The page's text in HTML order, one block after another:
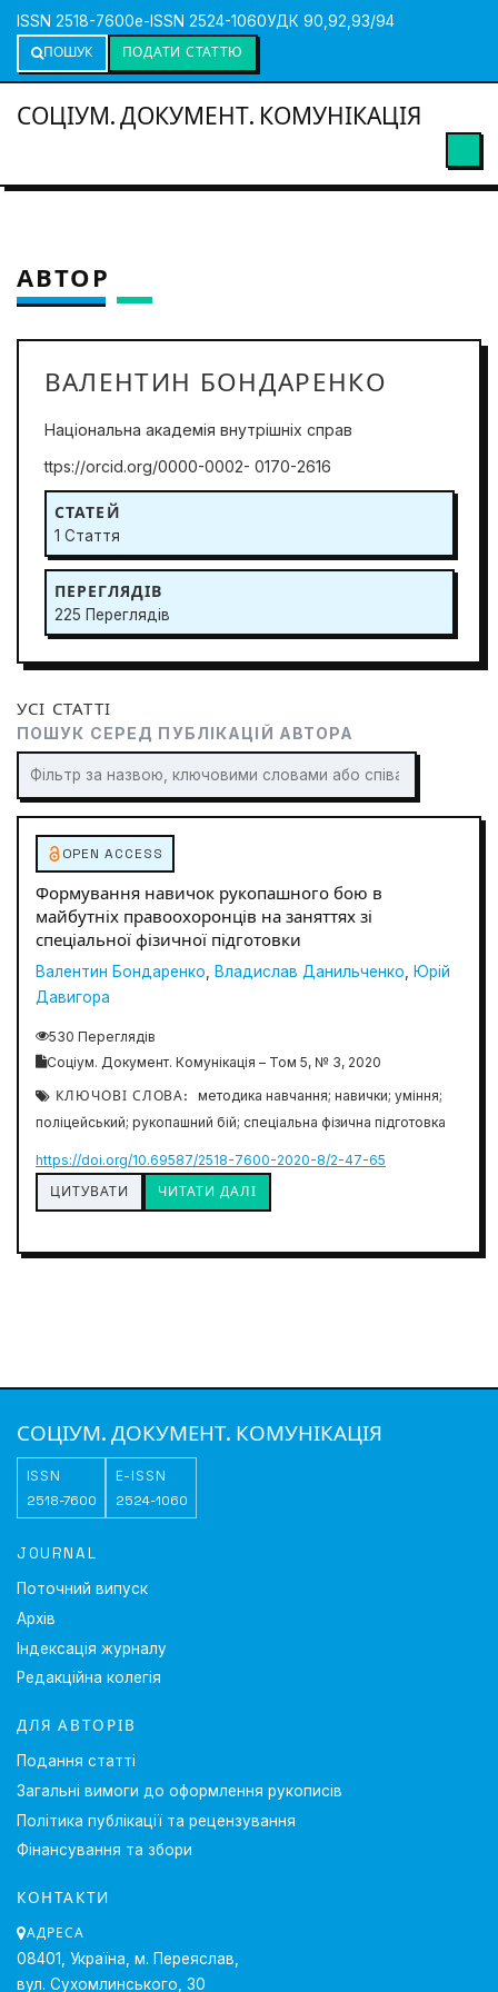
ISSN 2518-7600e-ISSN 2524-1060УДК 90,92,93/94
ПОШУК
ПОДАТИ СТАТТЮ
СОЦІУМ. ДОКУМЕНТ. КОМУНІКАЦІЯ
АВТОР
ВАЛЕНТИН БОНДАРЕНКО
Національна академія внутрішніх справ
ttps://orcid.org/0000-0002- 0170-2616
СТАТЕЙ
1 Стаття
ПЕРЕГЛЯДІВ
225 Переглядів
УСІ СТАТТІ
ПОШУК СЕРЕД ПУБЛІКАЦІЙ АВТОРА
OPEN ACCESS
Формування навичок рукопашного бою в
майбутніх правоохоронців на заняттях зі
спеціальної фізичної підготовки
Валентин Бондаренко, Владислав Данильченко, Юрій
Давигора
530 Переглядів
Соціум. Документ. Комунікація – Том 5, № 3, 2020
КЛЮЧОВІ СЛОВА:
методика навчання; навички; уміння;
поліцейський; рукопашний бій; спеціальна фізична підготовка
https://doi.org/10.69587/2518-7600-2020-8/2-47-65
ЦИТУВАТИ ЧИТАТИ ДАЛІ
СОЦІУМ. ДОКУМЕНТ. КОМУНІКАЦІЯ
ISSN
2518-7600
E-ISSN
2524-1060
JOURNAL
Поточний випуск
Архів
Індексація журналу
Редакційна колегія
ДЛЯ АВТОРІВ
Подання статті
Загальні вимоги до оформлення рукописів
Політика публікації та рецензування
Фінансування та збори
КОНТАКТИ
АДРЕСА
08401, Україна, м. Переяслав,
вул. Сухомлинського, 30